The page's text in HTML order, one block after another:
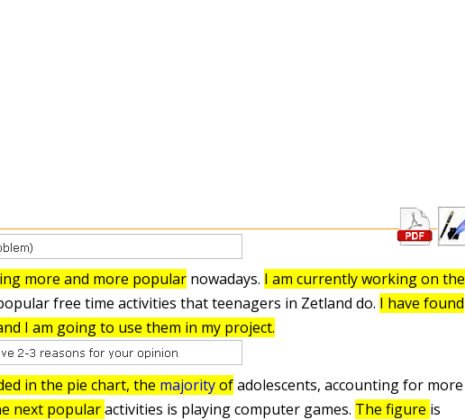
more and more popular nowadays. I am currently working on the
free time activities that teenagers in Zetland do. I have found
I am going to use them in my project.
in the pie chart, the majorityofadolescents, accounting for more
next popularactivities is playing computer games. The figure is